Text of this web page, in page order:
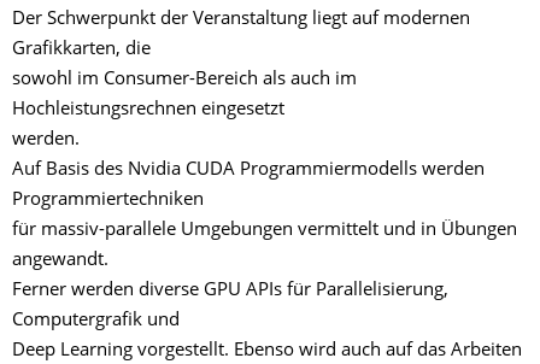
Der Schwerpunkt der Veranstaltung liegt auf modernen
Grafikkarten, die
sowohl im Consumer-Bereich als auch im
Hochleistungsrechnen eingesetzt
werden.
Auf Basis des Nvidia CUDA Programmiermodells werden
Programmiertechniken
für massiv-parallele Umgebungen vermittelt und in Übungen
angewandt.
Ferner werden diverse GPU APIs für Parallelisierung,
Computergrafik und
Deep Learning vorgestellt. Ebenso wird auch auf das Arbeiten